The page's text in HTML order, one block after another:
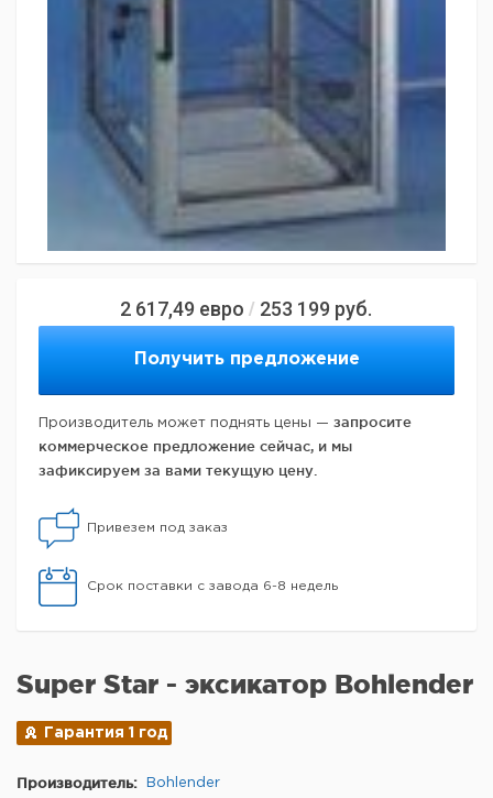
2 617,49 евро / 253 199 руб.
Получить предложение
Производитель может поднять цены — запросите
коммерческое предложение сейчас, и мы
зафиксируем за вами текущую цену.
Привезем под заказ
Срок поставки с завода 6-8 недель
Super Star - эксикатор Bohlender
Гарантия 1 год
Производитель: Bohlender